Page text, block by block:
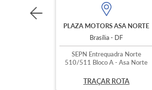
PLAZA MOTORS ASA NORTE
Brasília - DF
SEPN Entrequadra Norte
510/511 Bloco A - Asa Norte
TRAÇAR ROTA